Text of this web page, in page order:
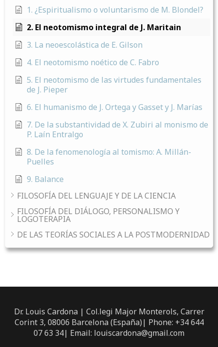
1. ¿Espiritualismo o voluntarismo de M. Blondel?
2. El neotomismo integral de J. Maritain
3. La neoescolástica de E. Gilson
4. El neotomismo noético de C. Fabro
5. El neotomismo de las virtudes fundamentales
de J. Pieper
6. El humanismo de J. Ortega y Gasset y J. Marías
7. De la substantividad de X. Zubiri al monismo de
P. Laín Entralgo
8. De la fenomenología al tomismo: A. Millán-
Puelles
9. Balance
FILOSOFÍA DEL LENGUAJE Y DE LA CIENCIA
FILOSOFÍA DEL DIÁLOGO, PERSONALISMO Y
LOGOTERAPIA
DE LAS TEORÍAS SOCIALES A LA POSTMODERNIDAD
Dr. Louis Cardona | Col.legi Major Monterols, Carrer
Corint 3, 08006 Barcelona (España)| Phone: +34 644
07 63 34| Email: louiscardona@gmail.com